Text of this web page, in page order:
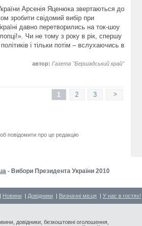
Арсенія Яценюка звертаються до
зробити свідомий вибір при
давно перетворились на ток-шоу
Чи не тому з року в рік, спершу
і тільки потім – вслухаючись в
автор: Газета "Бершадський край"
>
3
2
1
повідомити про це редакцію
- Вибори Президента України 2010
| Новини | Довідники | Визначні місця | У нас в гостях!
довідники, безкоштовні оголошення,